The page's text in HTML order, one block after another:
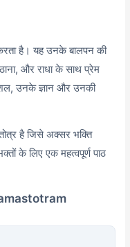
है। यह उनके बालपन की
और राधा के साथ प्रेम
उनके ज्ञान और उनकी
है जिसे अक्सर भक्ति
के लिए एक महत्वपूर्ण पाठ